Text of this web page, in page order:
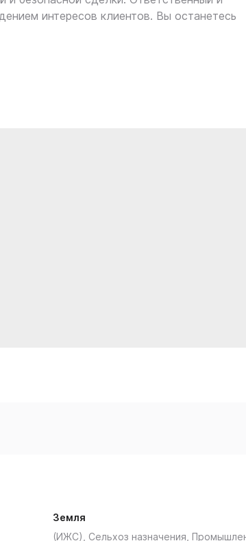
интересов клиентов. Вы останетесь
Земля
(ИЖС), Сельхоз назначения,